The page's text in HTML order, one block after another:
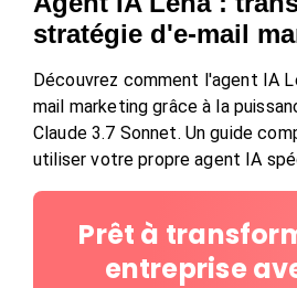
stratégie d'e-mail
Découvrez comment l'agent IA
mail marketing grâce à la
Claude 3.7 Sonnet. Un guide
utiliser votre propre agent IA
Prêt à
entreprise